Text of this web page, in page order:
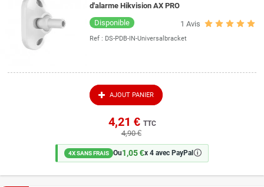
d'alarme Hikvision AX PRO
1 Avis
Disponible
Ref : DS-PDB-IN-Universalbracket
AJOUT PANIER
4,21 € TTC
4,90 €
4X SANS FRAIS Ou1,05 €x 4 avec PayPal 🛈